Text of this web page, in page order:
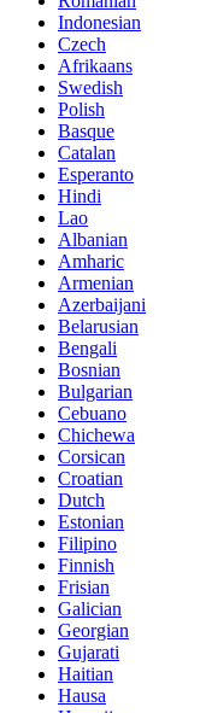
Indonesian
Czech
Afrikaans
Swedish
Polish
Basque
Catalan
Esperanto
Hindi
Lao
Albanian
Amharic
Armenian
Azerbaijani
Belarusian
Bengali
Bosnian
Bulgarian
Cebuano
Chichewa
Corsican
Croatian
Dutch
Estonian
Filipino
Finnish
Frisian
Galician
Georgian
Gujarati
Haitian
Hausa